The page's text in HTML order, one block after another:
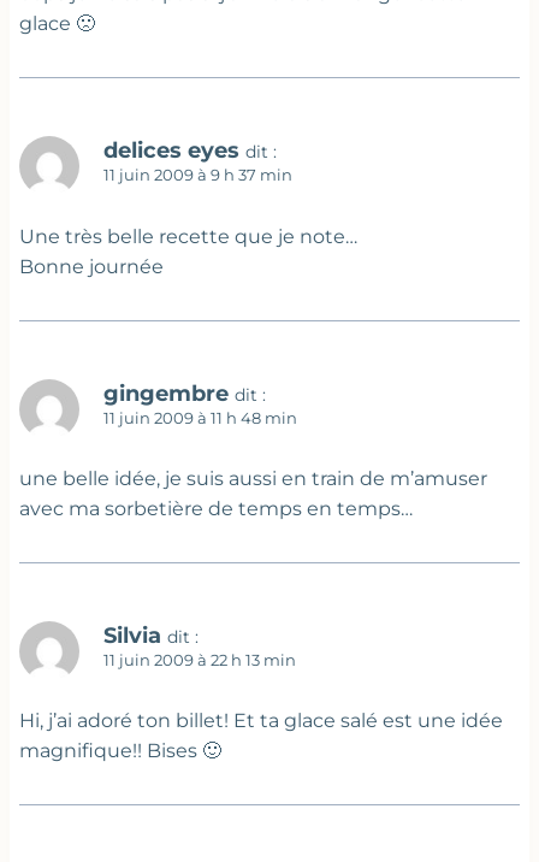
glace 🙁
delices eyes dit :
11 juin 2009 à 9 h 37 min
Une très belle recette que je note…
Bonne journée
gingembre dit :
11 juin 2009 à 11 h 48 min
une belle idée, je suis aussi en train de m’amuser
avec ma sorbetière de temps en temps…
Silvia dit :
11 juin 2009 à 22 h 13 min
Hi, j’ai adoré ton billet! Et ta glace salé est une idée
magnifique!! Bises 🙂